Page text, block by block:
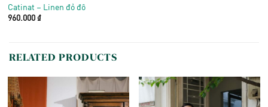
Catinat – Linen đỏ đô
960.000 ₫
RELATED PRODUCTS